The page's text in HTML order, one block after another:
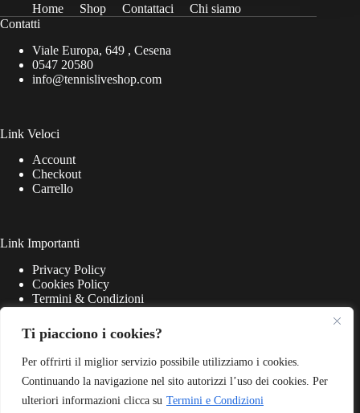
Ti piacciono i cookies?
Per offrirti il miglior servizio possibile utilizziamo i cookies.
Continuando la navigazione nel sito autorizzi l’uso dei cookies. Per
ulteriori informazioni clicca su Termini e Condizioni
Home Shop Contattaci
Chi siamo
Contatti
Viale Europa, 649 , Cesena
0547 20580
info@tennisliveshop.com
Link Veloci
Account
Checkout
Carrello
Link Importanti
Privacy Policy
Cookies Policy
Termini & Condizioni